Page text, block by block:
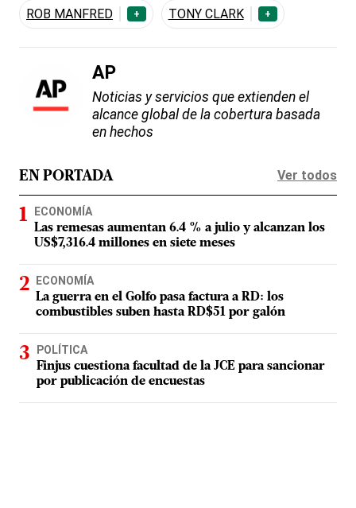
ROB MANFRED + TONY CLARK +
AP
Noticias y servicios que extienden el
alcance global de la cobertura basada
en hechos
EN PORTADA Ver todos
ECONOMÍA
Las remesas aumentan 6.4 % a julio y alcanzan los
US$7,316.4 millones en siete meses
ECONOMÍA
La guerra en el Golfo pasa factura a RD: los
combustibles suben hasta RD$51 por galón
POLÍTICA
Finjus cuestiona facultad de la JCE para sancionar
por publicación de encuestas